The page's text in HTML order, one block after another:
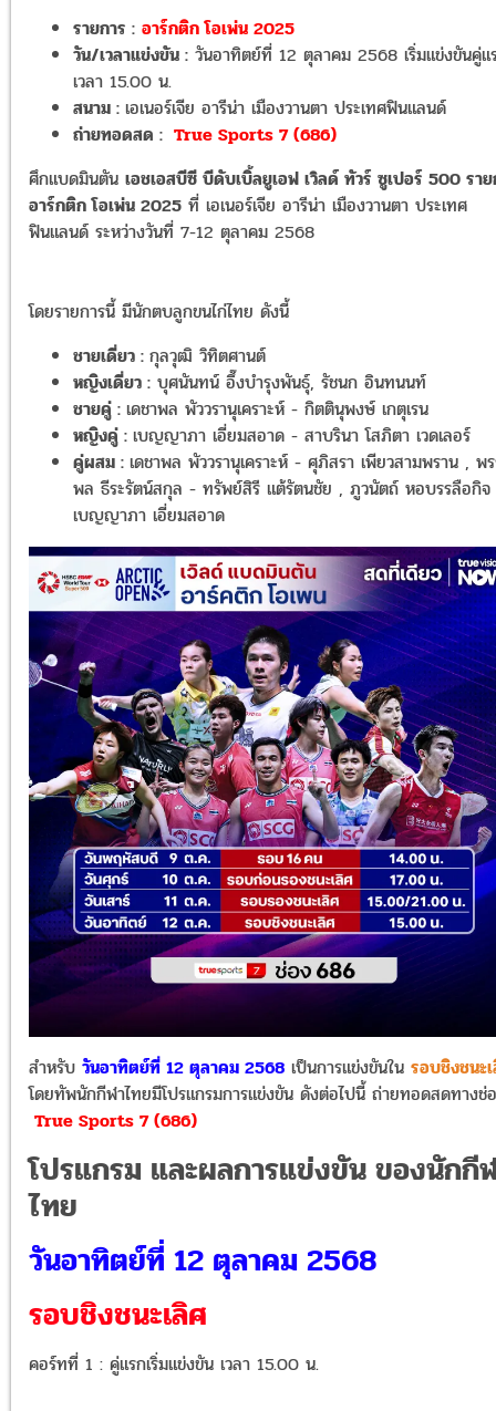
รายการ : อาร์กติก โอเพ่น 2025
วัน/เวลาแข่งขัน : วันอาทิตย์ที่ 12 ตุลาคม 2568 เริ่มแข่งขันคู่แ
เวลา 15.00 น.
สนาม : เอเนอร์เจีย อารีน่า เมืองวานตา ประเทศฟินแลนด์
ถ่ายทอดสด : True Sports 7 (686)
ศึกแบดมินตัน เอชเอสบีซี บีดับเบิ้ลยูเอฟ เวิลด์ ทัวร์ ซูเปอร์ 500 รา
อาร์กติก โอเพ่น 2025 ที่ เอเนอร์เจีย อารีน่า เมืองวานตา ประเทศ
ฟินแลนด์ ระหว่างวันที่ 7-12 ตุลาคม 2568
โดยรายการนี้ มีนักตบลูกขนไก่ไทย ดังนี้
ชายเดี่ยว : กุลวุฒิ วิทิตศานต์
หญิงเดี่ยว : บุศนันทน์ อึ๊งบํารุงพันธุ์, รัชนก อินทนนท์
ชายคู่ : เดชาพล พัววรานุเคราะห์ - กิตตินุพงษ์ เกตุเรน
หญิงคู่ : เบญญาภา เอี่ยมสอาด - สาบรินา โสภิตา เวดเลอร์
คู่ผสม : เดชาพล พัววรานุเคราะห์ - ศุภิสรา เพียวสามพราน , พ
พล ธีระรัตน์สกุล - ทรัพย์สิรี แต้รัตนชัย , ภูวนัตถ์ หอบรรลือกิ
เบญญาภา เอี่ยมสอาด
สำหรับ วันอาทิตย์ที่ 12 ตุลาคม 2568 เป็นการแข่งขันใน รอบชิงชนะ
โดยทัพนักกีฬาไทยมีโปรแกรมการแข่งขัน ดังต่อไปนี้ ถ่ายทอดสดทางช่
True Sports 7 (686)
โปรแกรม และผลการแข่งขัน ของนักกี
ไทย
วันอาทิตย์ที่ 12 ตุลาคม 2568
รอบชิงชนะเลิศ
คอร์ทที่ 1 : คู่แรกเริ่มแข่งขัน เวลา 15.00 น.